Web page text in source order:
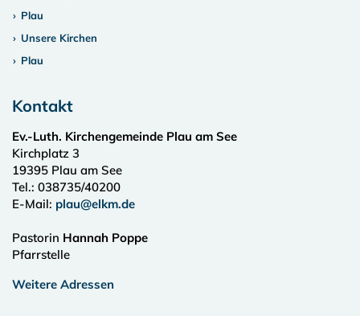
Plau
Unsere Kirchen
Plau
Kontakt
Ev.-Luth. Kirchengemeinde Plau am See
Kirchplatz 3
19395 Plau am See
Tel.: 038735/40200
E-Mail: plau@elkm.de
Pastorin Hannah Poppe
Pfarrstelle
Weitere Adressen